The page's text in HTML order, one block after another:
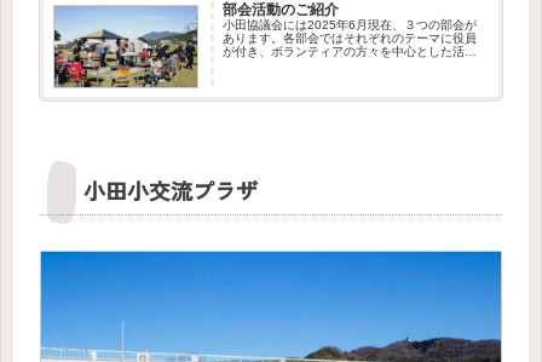
部会活動のご紹介
小田協議会には2025年6月現在、３つの部会が
あります。各部会ではそれぞれのテーマに役員
が付き、ボランティアの方々を中心とした活動
小田小交流プラザ